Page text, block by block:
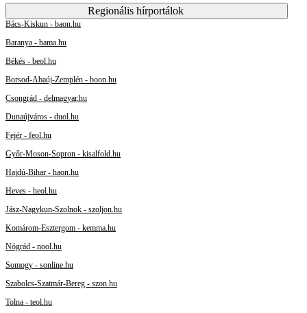
Regionális hírportálok
Bács-Kiskun - baon.hu
Baranya - bama.hu
Békés - beol.hu
Borsod-Abaúj-Zemplén - boon.hu
Csongrád - delmagyar.hu
Dunaújváros - duol.hu
Fejér - feol.hu
Győr-Moson-Sopron - kisalfold.hu
Hajdú-Bihar - haon.hu
Heves - heol.hu
Jász-Nagykun-Szolnok - szoljon.hu
Komárom-Esztergom - kemma.hu
Nógrád - nool.hu
Somogy - sonline.hu
Szabolcs-Szatmár-Bereg - szon.hu
Tolna - teol.hu